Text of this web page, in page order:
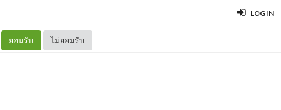
LOG IN
ยอมรับ ไม่ยอมรับ